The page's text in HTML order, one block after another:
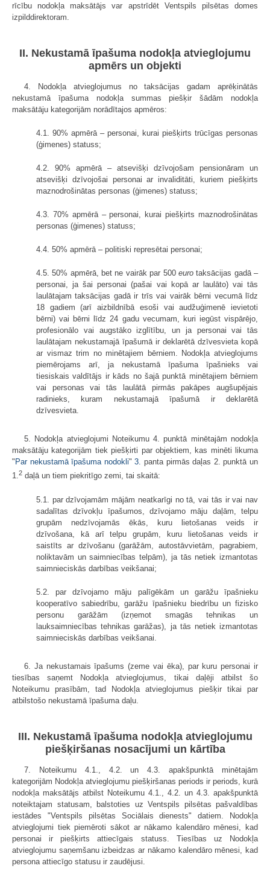
rīcību nodokļa maksātājs var apstrīdēt Ventspils pilsētas domes
izpilddirektoram.
II. Nekustamā īpašuma nodokļa atvieglojumu
apmērs un objekti
4. Nodokļa atvieglojumus no taksācijas gadam aprēķinātās
nekustamā īpašuma nodokļa summas piešķir šādām nodokļa
maksātāju kategorijām norādītajos apmēros:
4.1. 90% apmērā – personai, kurai piešķirts trūcīgas personas
(ģimenes) statuss;
4.2. 90% apmērā – atsevišķi dzīvojošam pensionāram un
atsevišķi dzīvojošai personai ar invaliditāti, kuriem piešķirts
maznodrošinātas personas (ģimenes) statuss;
4.3. 70% apmērā – personai, kurai piešķirts maznodrošinātas
personas (ģimenes) statuss;
4.4. 50% apmērā – politiski represētai personai;
4.5. 50% apmērā, bet ne vairāk par 500 eurotaksācijas gadā –
personai, ja šai personai (pašai vai kopā ar laulāto) vai tās
laulātajam taksācijas gadā ir trīs vai vairāk bērni vecumā līdz
18 gadiem (arī aizbildnībā esoši vai audžuģimenē ievietoti
bērni) vai bērni līdz 24 gadu vecumam, kuri iegūst vispārējo,
profesionālo vai augstāko izglītību, un ja personai vai tās
laulātajam nekustamajā īpašumā ir deklarētā dzīvesvieta kopā
ar vismaz trim no minētajiem bērniem. Nodokļa atvieglojums
piemērojams arī, ja nekustamā īpašuma īpašnieks vai
tiesiskais valdītājs ir kāds no šajā punktā minētajiem bērniem
vai personas vai tās laulātā pirmās pakāpes augšupējais
radinieks, kuram nekustamajā īpašumā ir deklarētā
dzīvesvieta.
5. Nodokļa atvieglojumi Noteikumu 4. punktā minētajām nodokļa
maksātāju kategorijām tiek piešķirti par objektiem, kas minēti likuma
" Par nekustamā īpašuma nodokli"3. panta pirmās daļas 2. punktā un
1.2 daļā un tiem piekritīgo zemi, tai skaitā:
5.1. par dzīvojamām mājām neatkarīgi no tā, vai tās ir vai nav
sadalītas dzīvokļu īpašumos, dzīvojamo māju daļām, telpu
grupām nedzīvojamās ēkās, kuru lietošanas veids ir
dzīvošana, kā arī telpu grupām, kuru lietošanas veids ir
saistīts ar dzīvošanu (garāžām, autostāvvietām, pagrabiem,
noliktavām un saimniecības telpām), ja tās netiek izmantotas
saimnieciskās darbības veikšanai;
5.2. par dzīvojamo māju palīgēkām un garāžu īpašnieku
kooperatīvo sabiedrību, garāžu īpašnieku biedrību un fizisko
personu garāžām (izņemot smagās tehnikas un
lauksaimniecības tehnikas garāžas), ja tās netiek izmantotas
saimnieciskās darbības veikšanai.
6. Ja nekustamais īpašums (zeme vai ēka), par kuru personai ir
tiesības saņemt Nodokļa atvieglojumus, tikai daļēji atbilst šo
Noteikumu prasībām, tad Nodokļa atvieglojumus piešķir tikai par
atbilstošo nekustamā īpašuma daļu.
III. Nekustamā īpašuma nodokļa atvieglojumu
piešķiršanas nosacījumi un kārtība
7. Noteikumu 4.1., 4.2. un 4.3. apakšpunktā minētajām
kategorijām Nodokļa atvieglojumu piešķiršanas periods ir periods, kurā
nodokļa maksātājs atbilst Noteikumu 4.1., 4.2. un 4.3. apakšpunktā
noteiktajam statusam, balstoties uz Ventspils pilsētas pašvaldības
iestādes "Ventspils pilsētas Sociālais dienests" datiem. Nodokļa
atvieglojumi tiek piemēroti sākot ar nākamo kalendāro mēnesi, kad
personai ir piešķirts attiecīgais statuss. Tiesības uz Nodokļa
atvieglojumu saņemšanu izbeidzas ar nākamo kalendāro mēnesi, kad
persona attiecīgo statusu ir zaudējusi.